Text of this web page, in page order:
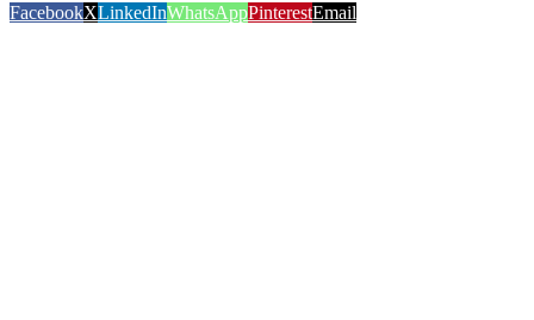
FacebookXLinkedInWhatsAppPinterestEmail